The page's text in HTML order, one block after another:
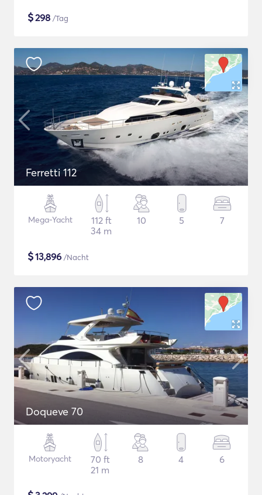
$298 /Tag
Ferretti 112
Mega-Yacht
112 ft
34 m
10 5 7
$13,896 /Nacht
Doqueve 70
Motoryacht
70 ft
21 m
8 4 6